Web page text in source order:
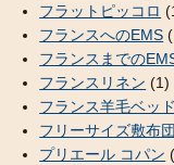
フラットピッコロ
フランスへのEMS
フランスまでの
フランスリネン (1)
フランス羊毛ベッ
フリーサイズ敷布
プリエール コパン